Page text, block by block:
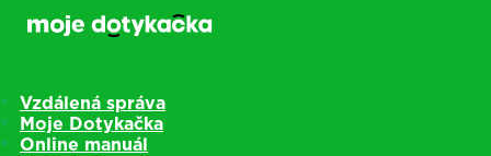
Vzdálená správa
Moje Dotykačka
Online manuál